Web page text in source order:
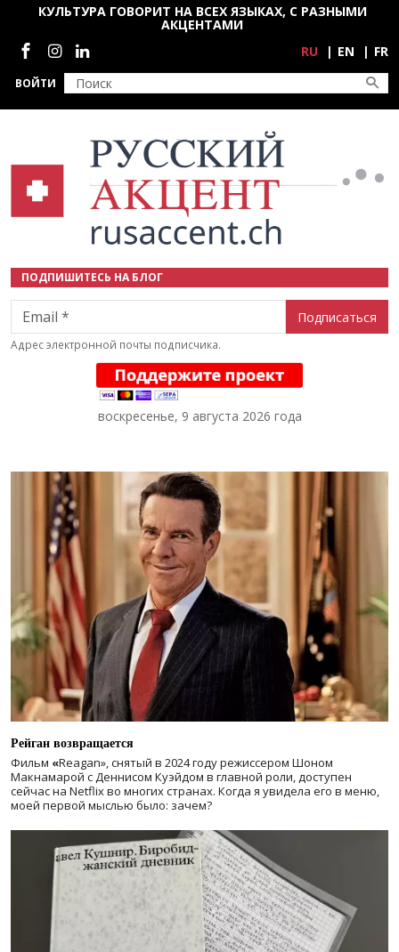
Перейти к основному содержанию
ВОЙТИ
КУЛЬТУРА ГОВОРИТ НА ВСЕХ ЯЗЫКАХ, С РАЗНЫМИ
АКЦЕНТАМИ
Социальные сети
RU EN FR
ПОДПИШИТЕСЬ НА БЛОГ
Email
Адрес электронной почты подписчика.
воскресенье, 9 августа 2026 года
Рейган возвращается
Фильм «Reagan», снятый в 2024 годурежиссером Шоном
Макнамарой с Деннисом Куэйдом в главной роли, доступен
сейчас на Netflix во многих странах. Когда я увидела его в меню,
моей первой мыслью было: зачем?